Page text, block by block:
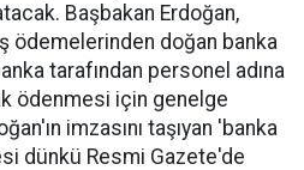
Başbakan Erdoğan,
ödemelerinden doğan banka
tarafından personel adına
ödenmesi için genelge
imzasını taşıyan 'banka
dünkü Resmi Gazete'de